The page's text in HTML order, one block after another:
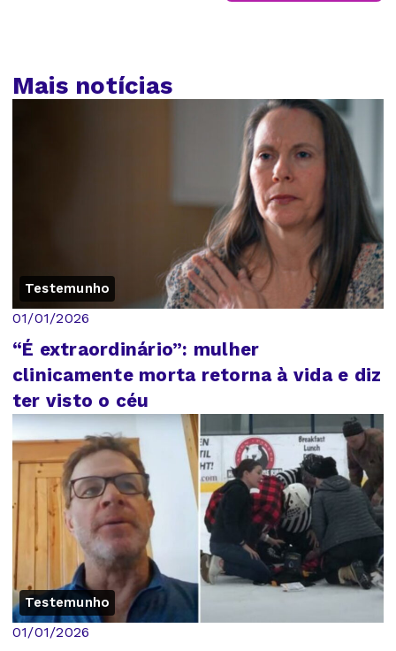
Mais notícias
Testemunho
01/01/2026
“É extraordinário”: mulher
clinicamente morta retorna à vida e diz
ter visto o céu
Testemunho
01/01/2026